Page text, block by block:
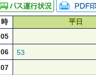
時 平日
05
06
53
07